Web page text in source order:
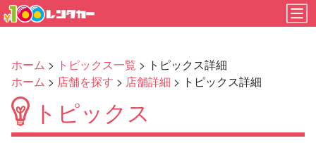
ホーム > トピックス一覧 > トピックス詳細
ホーム > 店舗を探す > 店舗詳細 > トピックス詳細
トピックス